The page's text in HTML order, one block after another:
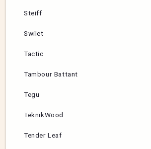
Steiff
Swilet
Tactic
Tambour Battant
Tegu
TeknikWood
Tender Leaf